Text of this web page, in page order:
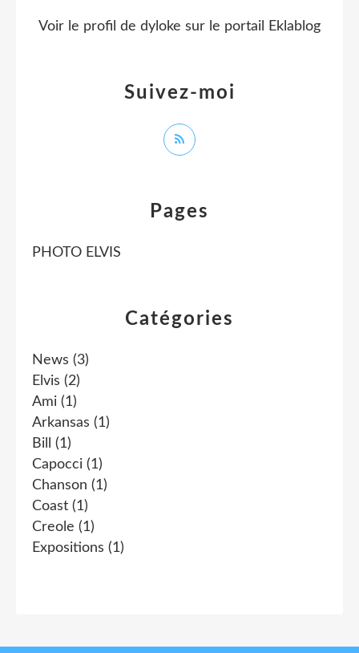
Catégories
News (3)
Elvis (2)
Ami (1)
Arkansas (1)
Bill
(1)
Capocci (1)
Chanson (1)
Coast (1)
Creole (1)
Expositions (1)
Pages
PHOTO ELVIS
Suivez-moi
Voir le profil de dyloke sur le portail Eklablog